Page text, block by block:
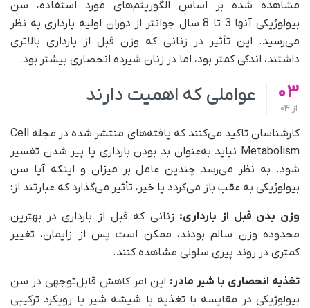
مشاهده شده بر اساس الگوریتم‌های مورد استفاده، سن
بیولوژیکی آنها 3 تا 8 سال جوانتر از دوران اولیه بارداری به نظر
می‌رسید. این تأثیر در زنانی که وزن قبل از بارداری بالاتری
داشتند، اندکی کمتر بود، اما در زنان شیرده انحصاری بیشتر بود.
03
از 04
عواملی که اهمیت دارند
کارشناسان تاکید می‌کنند که یافته‌های منتشر شده در مجله Cell
Metabolism نباید به‌عنوان بد بودن بارداری یا پیر شدن تفسیر
شود. به نظر می‌رسد چندین عامل بر میزان و اینکه آیا سن
بیولوژیکی به عقب باز می‌گردد یا خیر، تأثیر می‌گذارد که عبارتند از:
وزن بدن قبل از بارداری: زنانی که قبل از بارداری در بهترین
محدوده وزن سالم بودند، ممکن است پس از زایمان، تغییر
کمتری در روند پیری سلولی مشاهده کنند.
تغذیه انحصاری با شیر مادر: این امر کاهش قابل‌توجهی در سن
بیولوژیکی در مقایسه با تغذیه با شیشه شیر یا رویکرد ترکیبی